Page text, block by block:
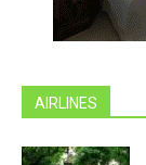
AIRLINES